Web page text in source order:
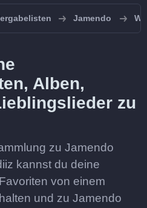
Jamendo
Alben,
zu
zu Jamendo
kannst du deine
von einem
und zu Jamendo